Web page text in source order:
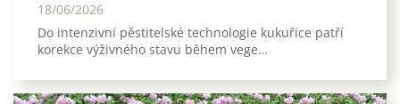
18/06/2026
Do intenzivní pěstitelské technologie kukuřice patří
korekce výživného stavu během vege…